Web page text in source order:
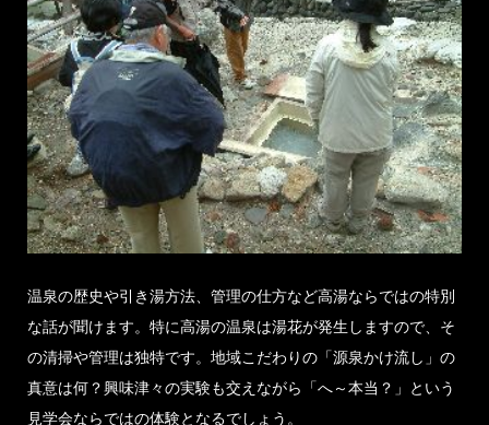
温泉の歴史や引き湯方法、管理の仕方など高湯ならではの特別
な話が聞けます。特に高湯の温泉は湯花が発生しますので、そ
の清掃や管理は独特です。地域こだわりの「源泉かけ流し」の
真意は何？興味津々の実験も交えながら「へ～本当？」という
見学会ならではの体験となるでしょう。